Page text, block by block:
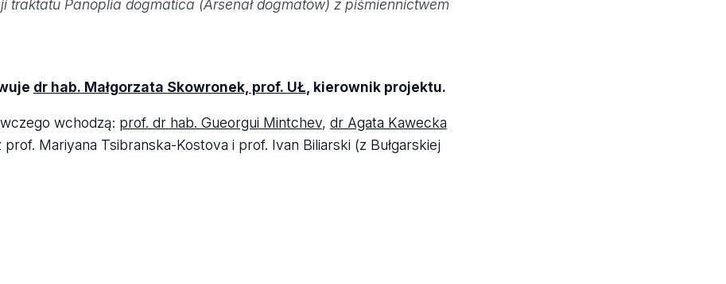
traktatu Panoplia dogmatica (Arsenał dogmatów) z piśmiennictwem
dr hab. Małgorzata Skowronek, prof. UŁ , kierownik projektu.
wchodzą: prof. dr hab. Gueorgui Mintchev, dr Agata Kawecka
Mariyana Tsibranska-Kostova i prof. Ivan Biliarski (z Bułgarskiej